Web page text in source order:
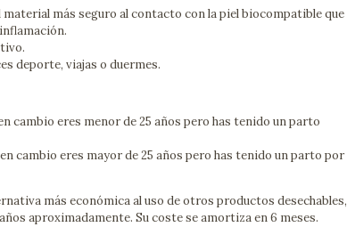
material más seguro al contacto con la piel biocompatible que
deporte, viajas o duermes.
cambio eres menor de 25 años pero has tenido un parto
cambio eres mayor de 25 años pero has tenido un parto por
más económica al uso de otros productos desechables,
aproximadamente. Su coste se amortiza en 6 meses.